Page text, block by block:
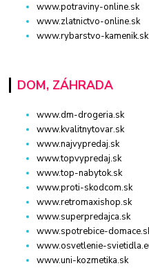
www.potraviny-online.sk
www.zlatnictvo-online.sk
www.rybarstvo-kamenik.sk
DOM, ZÁHRADA
www.dm-drogeria.sk
www.kvalitnytovar.sk
www.najvypredaj.sk
www.topvypredaj.sk
www.top-nabytok.sk
www.proti-skodcom.sk
www.retromaxishop.sk
www.superpredajca.sk
www.spotrebice-
www.osvetlenie-
www.uni-kozmetika.sk